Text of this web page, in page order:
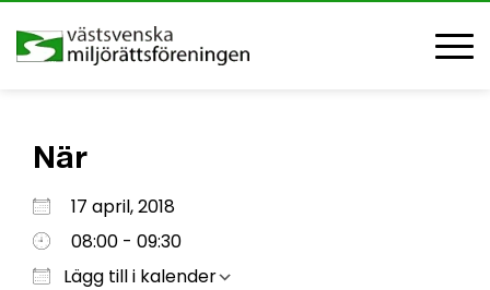
När
17 april, 2018
08:00 - 09:30
Lägg till i kalender
Ladda ner ICS